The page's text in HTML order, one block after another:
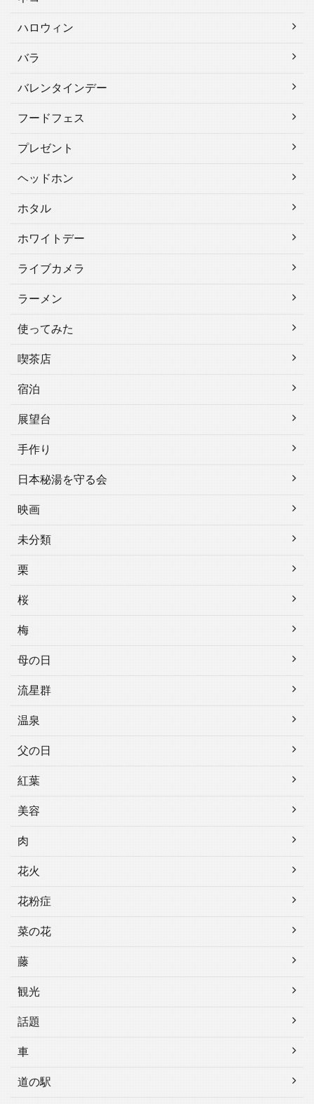
ハロウィン
バラ
バレンタインデー
フードフェス
プレゼント
ヘッドホン
ホタル
ホワイトデー
ライブカメラ
ラーメン
使ってみた
喫茶店
宿泊
展望台
手作り
日本秘湯を守る会
映画
未分類
栗
桜
梅
母の日
流星群
温泉
父の日
紅葉
美容
肉
花火
花粉症
菜の花
藤
観光
話題
車
道の駅